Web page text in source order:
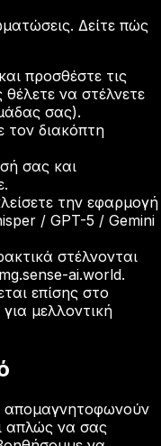
Δείτε πώς
προσθέστε τις
θέλετε να στέλνετε
σας).
τον διακόπτη
σας και
την εφαρμογή
/ GPT-5 / Gemini
στέλνονται
ai.world.
επίσης στο
μελλοντική
απομαγνητοφωνούν
απλώς να σας